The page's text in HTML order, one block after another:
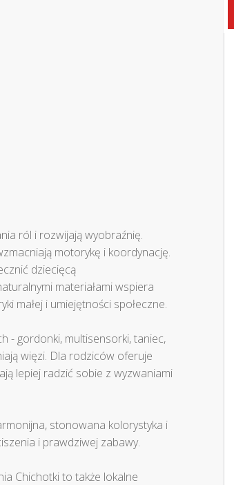
ról i rozwijają wyobraźnię.
motorykę i koordynację.
dziecięcą
materiałami wspiera
małej i umiejętności społeczne.
- gordonki, multisensorki, taniec,
więzi. Dla rodziców oferuje
lepiej radzić sobie z wyzwaniami
stonowana kolorystyka i
i prawdziwej zabawy.
Chichotki to także lokalne